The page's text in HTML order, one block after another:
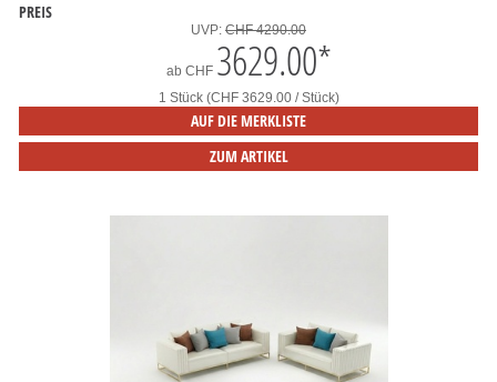
PREIS
UVP: CHF 4290.00
ab CHF 3629.00*
1 Stück (CHF 3629.00 / Stück)
AUF DIE MERKLISTE
ZUM ARTIKEL